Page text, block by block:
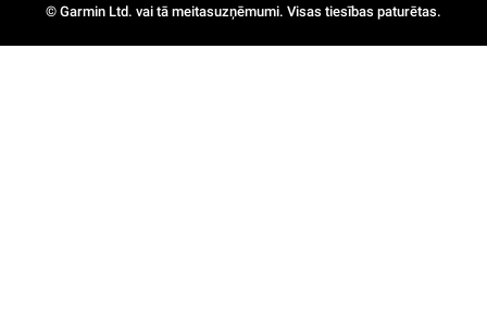
© Garmin Ltd. vai tā meitasuzņēmumi. Visas tiesības paturētas.